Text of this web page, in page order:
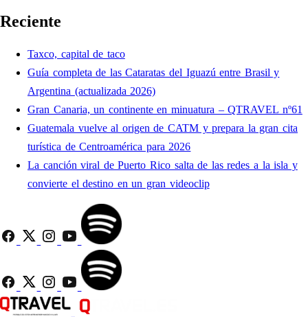
Reciente
Taxco, capital de taco
Guía completa de las Cataratas del Iguazú entre Brasil y
Argentina (actualizada 2026)
Gran Canaria, un continente en minuatura – QTRAVEL nº61
Guatemala vuelve al origen de CATM y prepara la gran cita
turística de Centroamérica para 2026
La canción viral de Puerto Rico salta de las redes a la isla y
convierte el destino en un gran videoclip